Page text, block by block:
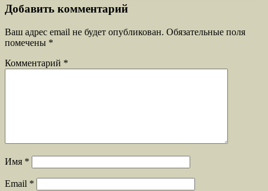
Добавить комментарий
Ваш адрес email не будет опубликован. Обязательные поля
помечены *
Комментарий *
Имя *
Email *